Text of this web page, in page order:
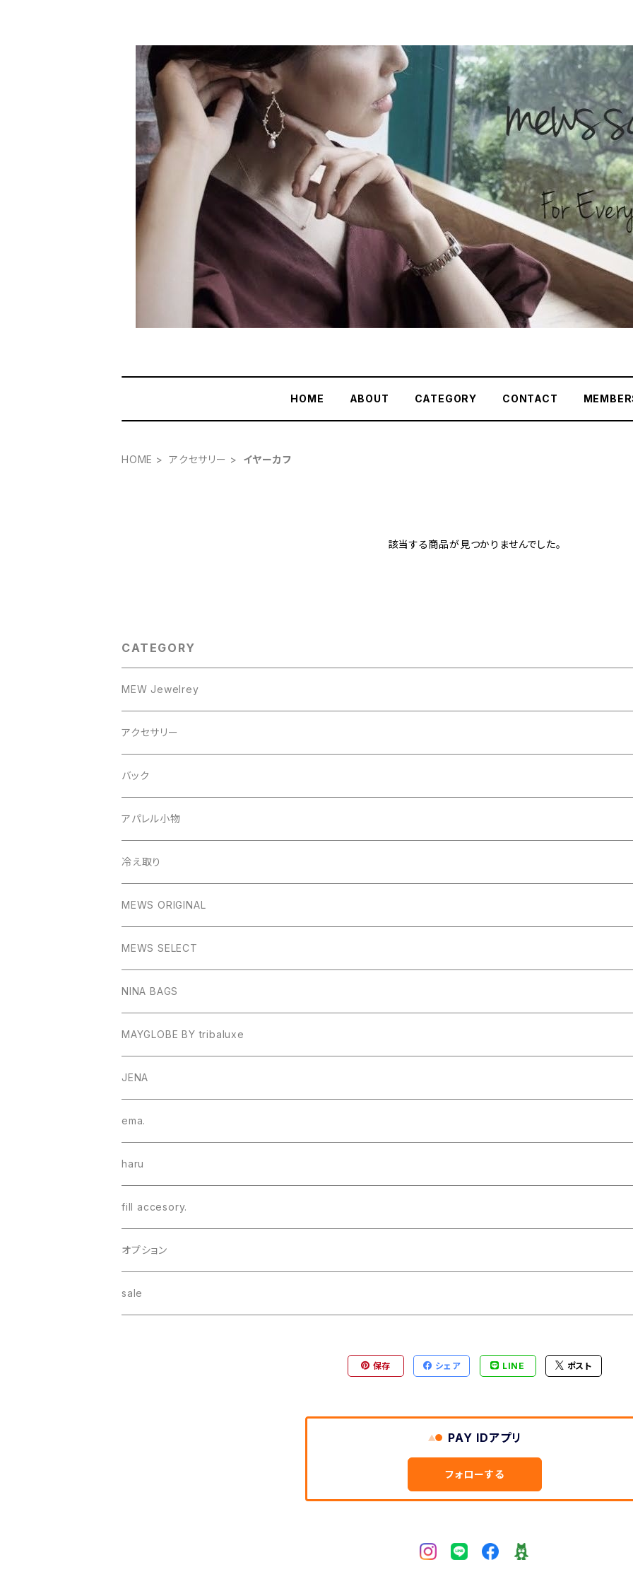
HOME ABOUT CATEGORY CONTACT
HOME アクセサリー イヤーカフ
該当する商品が見つかりませんでした。
CATEGORY
MEW Jewelrey
ピアス/イヤリング
ピアス
イヤリング
ネックレス
リング
アクセサリー
ピアス
イヤリング
ネックレス
イヤーカフ
リング
ブレスレット
バック
アパレル小物
冷え取り
MEWS ORIGINAL
MEWS SELECT
NINA BAGS
MAYGLOBE BY tribaluxe
JENA
ema.
haru
fill accesory.
オプション
イヤリング変更
sale
保存 シェア LINE ポスト
PAY IDアプリ
フォローする